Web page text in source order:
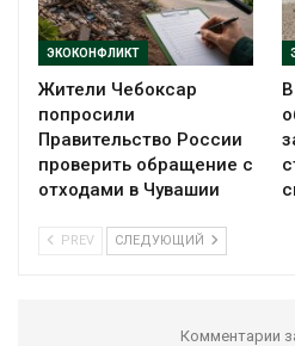
ЭКОКОНФЛИКТ
Жители Чебоксар
попросили
Правительство России
проверить обращение с
отходами в Чувашии
PREV СЛЕДУЮЩИЙ
Комментарии